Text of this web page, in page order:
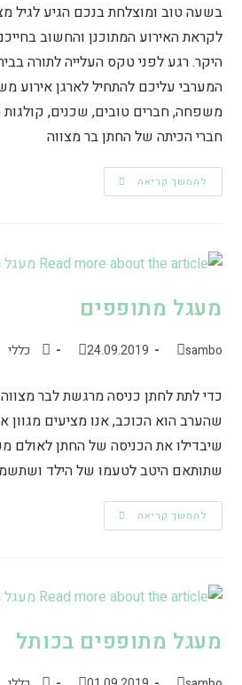
בשעה טוב ומוצלחת בנכם הגיע לגיל
לקראת האירוע המתוכנן והחשוב
היקר. רגע לפני טקס העלייה לתורה
המערבי עליכם להתחיל לארגן אירוע
משפחה, חברים טובים, שכנים,
חברי הכיתה של החתן בר מצווה
להמשך קריאה
מעגל מתופפים
sambo
24.09.2019 כללי
כדי לתת לחתן כניסה מרגשת לבר
שהערב הוא הכוכב, אנו מציעים
שיבדילו את הכניסה של החתן לאולם
שתותאם היטב לטעמו של הילד
להמשך קריאה
מעגל מתופפים בכותל